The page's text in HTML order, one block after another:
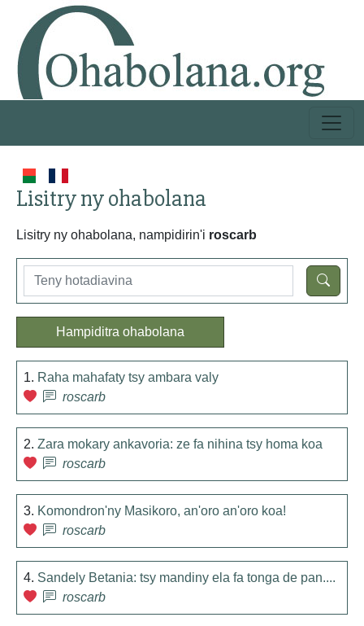
Lisitry ny ohabolana
Lisitry ny ohabolana, nampidirin'i roscarb
Hampiditra ohabolana
1. Raha mahafaty tsy ambara valy
roscarb
2. Zara mokary ankavoria: ze fa nihina tsy homa koa
roscarb
3. Komondron'ny Masikoro, an'oro an'oro koa!
roscarb
4. Sandely Betania: tsy mandiny ela fa tonga de pan....
roscarb